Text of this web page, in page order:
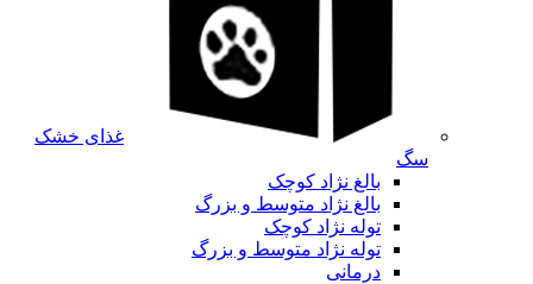
غذای خشک
سگ
بالغ نژاد کوچک
بالغ نژاد متوسط و بزرگ
توله نژاد کوچک
توله نژاد متوسط و بزرگ
درمانی